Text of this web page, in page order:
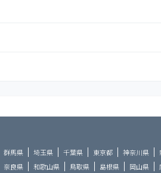
群馬県 埼玉県 千葉県 東京都 神奈川県
奈良県 和歌山県 鳥取県 島根県 岡山県